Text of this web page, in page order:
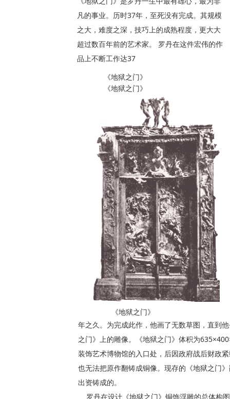
凡的事业。历时37年，至死没有完成。其规模
之大，难度之深，技巧上的成熟程度，更大大
超过数百年前的艺术家。 罗丹在这件宏伟的作
品上不断工作达37
《地狱之门》
《地狱之门》
《地狱之门》
年之久。为完成此作，他画了无数草图，直到
之门》上的雕像。《地狱之门》体积为
装饰艺术博物馆的入口处，后因政府战后财政
也无法把原作翻铸成铜像。现存的《地狱之门
出资铸成的。
罗丹在设计《地狱之门》铜饰浮雕的总体构